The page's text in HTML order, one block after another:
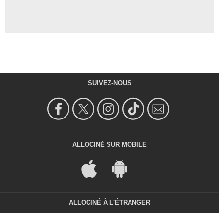
SUIVEZ-NOUS
ALLOCINÉ SUR MOBILE
ALLOCINÉ À L'ÉTRANGER